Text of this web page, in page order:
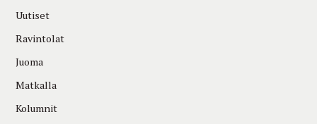
Uutiset
Ravintolat
Juoma
Matkalla
Kolumnit